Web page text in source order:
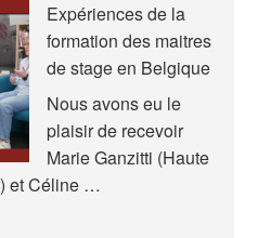
Formation
Expériences de la
formation des maitres
de stage en Belgique
Nous avons eu le
plaisir de recevoir
Marie Ganzitti (Haute
et Céline …